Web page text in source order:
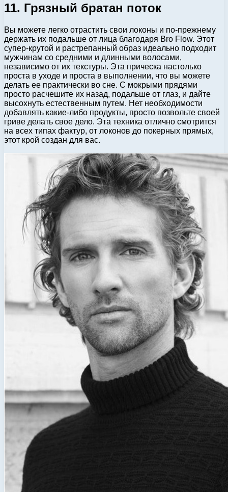
11. Грязный братан поток
Вы можете легко отрастить свои локоны и по-прежнему
держать их подальше от лица благодаря Bro Flow. Этот
супер-крутой и растрепанный образ идеально подходит
мужчинам со средними и длинными волосами,
независимо от их текстуры. Эта прическа настолько
проста в уходе и проста в выполнении, что вы можете
делать ее практически во сне. С мокрыми прядями
просто расчешите их назад, подальше от глаз, и дайте
высохнуть естественным путем. Нет необходимости
добавлять какие-либо продукты, просто позвольте своей
гриве делать свое дело. Эта техника отлично смотрится
на всех типах фактур, от локонов до покерных прямых,
этот крой создан для вас.